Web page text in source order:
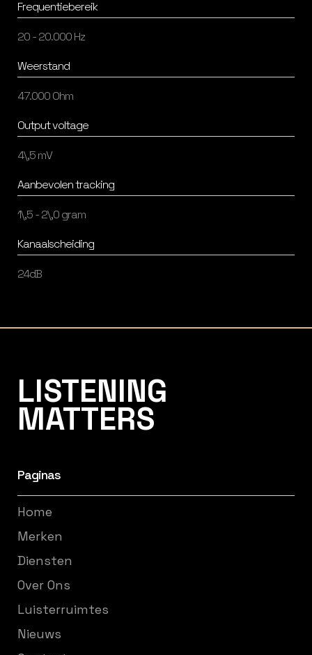
Frequentiebereik
20 - 20.000 Hz
Weerstand
47.000 Ohm
Output voltage
4\,5 mV
Aanbevolen tracking
1\,5 - 2\,0 gram
Kanaalscheiding
24dB
LISTENING
MATTERS
Paginas
Home
Merken
Diensten
Over Ons
Luisterruimtes
Nieuws